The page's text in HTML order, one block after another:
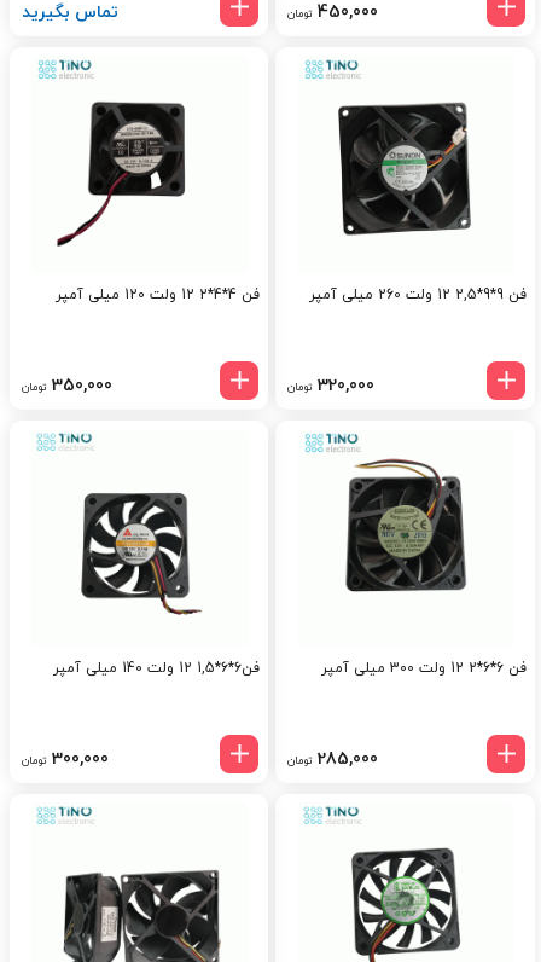
450,000 تومان تماس بگیرید
فن 9*9*2,5 12 ولت 260 میلی آمپر
320,000 تومان
فن 4*4*2 12 ولت 120 میلی آمپر
350,000 تومان
فن 6*6*2 12 ولت 300 میلی آمپر
285,000 تومان
فن6*6*1,5 12 ولت 140 میلی آمپر
300,000 تومان